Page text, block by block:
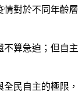
情對於不同年齡層
不算急迫；但自主
民自主的極限，